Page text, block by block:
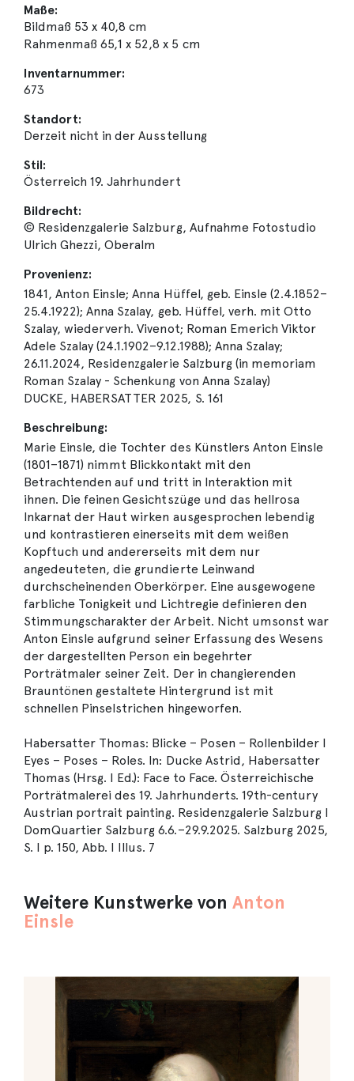
Maße:
Bildmaß 53 x 40,8 cm
Rahmenmaß 65,1 x 52,8 x 5 cm
Inventarnummer:
673
Standort:
Derzeit nicht in der Ausstellung
Stil:
Österreich 19. Jahrhundert
Bildrecht:
© Residenzgalerie Salzburg, Aufnahme Fotostudio
Ulrich Ghezzi, Oberalm
Provenienz:
1841, Anton Einsle; Anna Hüffel, geb. Einsle (2.4.1852–
25.4.1922); Anna Szalay, geb. Hüffel, verh. mit Otto
Szalay, wiederverh. Vivenot; Roman Emerich Viktor
Adele Szalay (24.1.1902–9.12.1988); Anna Szalay;
26.11.2024, Residenzgalerie Salzburg (in memoriam
Roman Szalay - Schenkung von Anna Szalay)
DUCKE, HABERSATTER 2025, S. 161
Beschreibung:
Marie Einsle, die Tochter des Künstlers Anton Einsle
(1801–1871) nimmt Blickkontakt mit den
Betrachtenden auf und tritt in Interaktion mit
ihnen. Die feinen Gesichtszüge und das hellrosa
Inkarnat der Haut wirken ausgesprochen lebendig
und kontrastieren einerseits mit dem weißen
Kopftuch und andererseits mit dem nur
angedeuteten, die grundierte Leinwand
durchscheinenden Oberkörper. Eine ausgewogene
farbliche Tonigkeit und Lichtregie definieren den
Stimmungscharakter der Arbeit. Nicht umsonst war
Anton Einsle aufgrund seiner Erfassung des Wesens
der dargestellten Person ein begehrter
Porträtmaler seiner Zeit. Der in changierenden
Brauntönen gestaltete Hintergrund ist mit
schnellen Pinselstrichen hingeworfen.
Habersatter Thomas: Blicke – Posen – Rollenbilder I
Eyes – Poses – Roles. In: Ducke Astrid, Habersatter
Thomas (Hrsg. I Ed.): Face to Face. Österreichische
Porträtmalerei des 19. Jahrhunderts. 19th-century
Austrian portrait painting. Residenzgalerie Salzburg I
DomQuartier Salzburg 6.6.–29.9.2025. Salzburg 2025,
S. I p. 150, Abb. I Illus. 7
Weitere Kunstwerke vonAnton
Einsle